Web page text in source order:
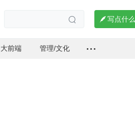
  写点什么
大前端 管理/文化